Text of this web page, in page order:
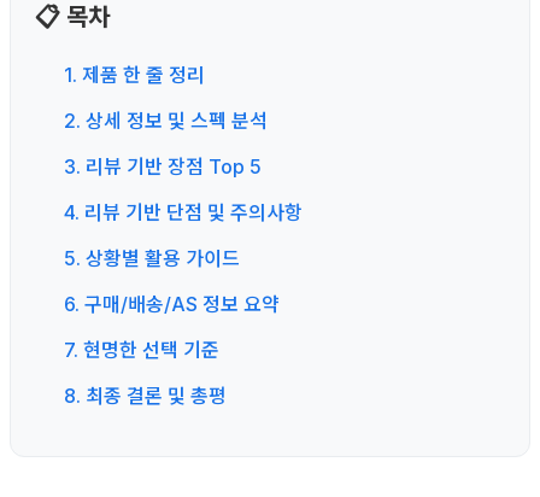
📋 목차
1. 제품 한 줄 정리
2. 상세 정보 및 스펙 분석
3. 리뷰 기반 장점 Top 5
4. 리뷰 기반 단점 및 주의사항
5. 상황별 활용 가이드
6. 구매/배송/AS 정보 요약
7. 현명한 선택 기준
8. 최종 결론 및 총평